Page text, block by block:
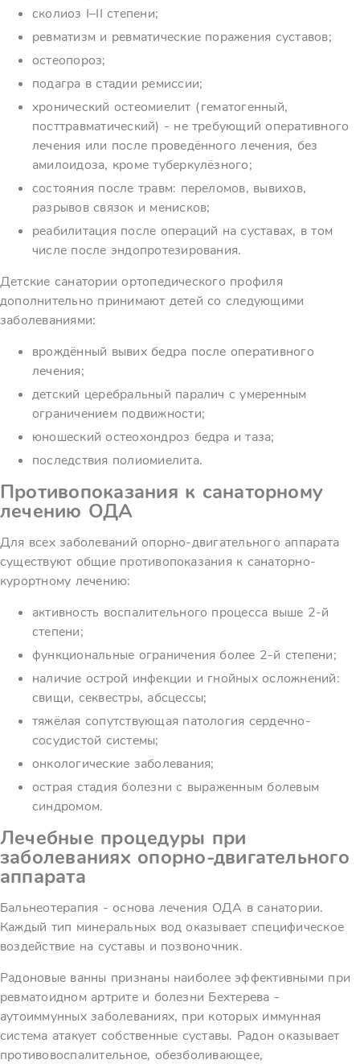
сколиоз I–II степени;
ревматизм и ревматические поражения суставов;
остеопороз;
подагра в стадии ремиссии;
хронический остеомиелит (гематогенный,
посттравматический) - не требующий оперативного
лечения или после проведённого лечения, без
амилоидоза, кроме туберкулёзного;
состояния после травм: переломов, вывихов,
разрывов связок и менисков;
реабилитация после операций на суставах, в том
числе после эндопротезирования.
Детские санатории ортопедического профиля
дополнительно принимают детей со следующими
заболеваниями:
врождённый вывих бедра после оперативного
лечения;
детский церебральный паралич с умеренным
ограничением подвижности;
юношеский остеохондроз бедра и таза;
последствия полиомиелита.
Противопоказания к санаторному
лечению ОДА
Для всех заболеваний опорно-двигательного аппарата
существуют общие противопоказания к санаторно-
курортному лечению:
активность воспалительного процесса выше 2-й
степени;
функциональные ограничения более 2-й степени;
наличие острой инфекции и гнойных осложнений:
свищи, секвестры, абсцессы;
тяжёлая сопутствующая патология сердечно-
сосудистой системы;
онкологические заболевания;
острая стадия болезни с выраженным болевым
синдромом.
Лечебные процедуры при
заболеваниях опорно-двигательного
аппарата
Бальнеотерапия - основа лечения ОДА в санатории.
Каждый тип минеральных вод оказывает специфическое
воздействие на суставы и позвоночник.
Радоновые ванны признаны наиболее эффективными при
ревматоидном артрите и болезни Бехтерева -
аутоиммунных заболеваниях, при которых иммунная
система атакует собственные суставы. Радон оказывает
противовоспалительное, обезболивающее,